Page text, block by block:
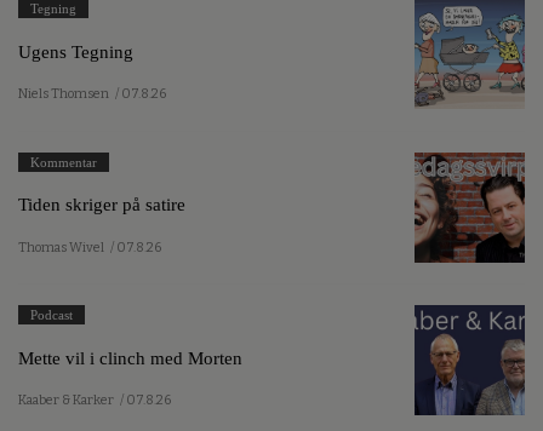
Tegning
Ugens Tegning
Niels Thomsen / 07.8.26
Kommentar
Tiden skriger på satire
Thomas Wivel / 07.8.26
Podcast
Mette vil i clinch med Morten
Kaaber & Karker / 07.8.26